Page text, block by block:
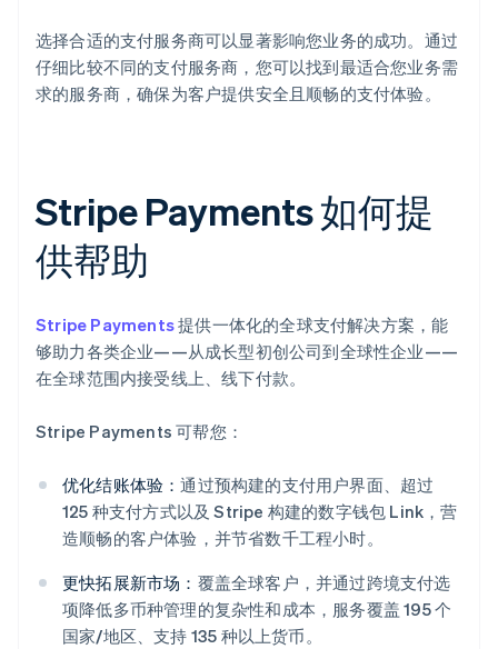
选择合适的支付服务商可以显著影响您业务的成功。通过
仔细比较不同的支付服务商，您可以找到最适合您业务需
求的服务商，确保为客户提供安全且顺畅的支付体验。
Stripe Payments 如何提
供帮助
Stripe Payments提供一体化的全球支付解决方案，能
够助力各类企业——从成长型初创公司到全球性企业——
在全球范围内接受线上、线下付款。
Stripe Payments 可帮您：
优化结账体验：通过预构建的支付用户界面、超过
125 种支付方式以及 Stripe 构建的数字钱包 Link，营
造顺畅的客户体验，并节省数千工程小时。
更快拓展新市场： 覆盖全球客户，并通过跨境支付选
项降低多币种管理的复杂性和成本，服务覆盖 195 个
国家/地区、支持 135 种以上货币。